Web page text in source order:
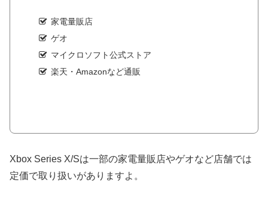
家電量販店
ゲオ
マイクロソフト公式ストア
楽天・Amazonなど通販
Xbox Series X/Sは一部の家電量販店やゲオなど店舗では
定価で取り扱いがありますよ。